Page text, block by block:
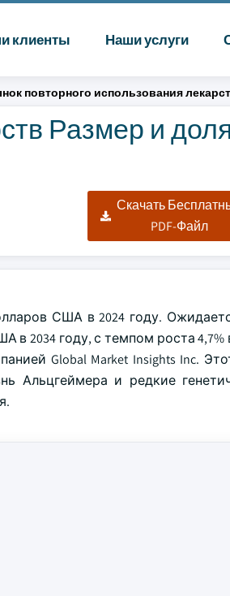
клиенты Наши услуги
повторного использования
Размер и доля
Скачать
PDF-Файл
США в 2024 году.
в 2034 году, с темпом роста 4,7%
Global Market Insights Inc.
Альцгеймера и редкие